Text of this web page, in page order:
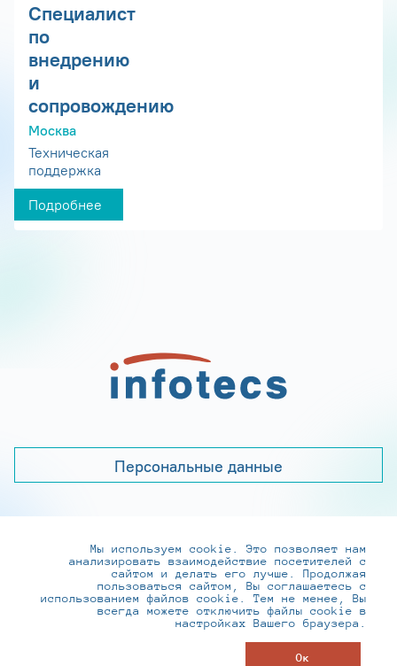
Специалист
по
внедрению
и
сопровождению
Москва
Техническая
поддержка
Подробнее
Персональные данные
+7 (495) 737-6192, 8-800-250-0-260
practice@infotecs.ru,hr@infotecs.ru
127273, г. Москва, Отрадная ул., 2Б строение 1
Мы используем cookie. Это позволяет нам
анализировать взаимодействие посетителей с
сайтом и делать его лучше. Продолжая
пользоваться сайтом, Вы соглашаетесь с
использованием файлов cookie. Тем не менее, Вы
всегда можете отключить файлы cookie в
настройках Вашего браузера.
Ок